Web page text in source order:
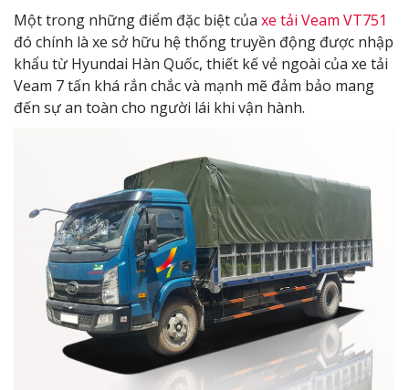
Một trong những điểm đặc biệt của xe tải Veam VT751
đó chính là xe sở hữu hệ thống truyền động được nhập
khẩu từ Hyundai Hàn Quốc, thiết kế vẻ ngoài của xe tải
Veam 7 tấn khá rắn chắc và mạnh mẽ đảm bảo mang
đến sự an toàn cho người lái khi vận hành.